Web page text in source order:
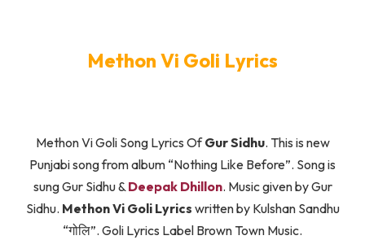
Methon Vi Goli Lyrics
Methon Vi Goli Song Lyrics OfGur Sidhu. This is new
Punjabi song from album “Nothing Like Before”. Song is
sung Gur Sidhu & Deepak Dhillon. Music given by Gur
Sidhu. Methon Vi Goli Lyrics written by Kulshan Sandhu
“गोलि”. Goli Lyrics Label Brown Town Music.